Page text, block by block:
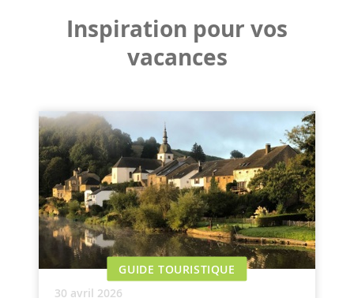
Inspiration pour vos
vacances
GUIDE TOURISTIQUE
30 avril 2026